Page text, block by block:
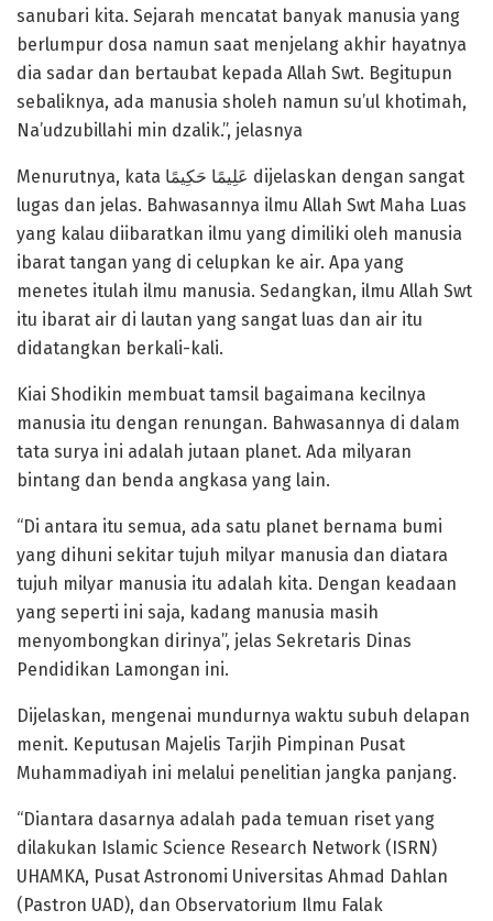
sanubari kita. Sejarah mencatat banyak manusia yang
berlumpur dosa namun saat menjelang akhir hayatnya
dia sadar dan bertaubat kepada Allah Swt. Begitupun
sebaliknya, ada manusia sholeh namun su’ul khotimah,
Na’udzubillahi min dzalik.”, jelasnya
Menurutnya, kata عَلِيمًا حَكِيمًا dijelaskan dengan sangat
lugas dan jelas. Bahwasannya ilmu Allah Swt Maha Luas
yang kalau diibaratkan ilmu yang dimiliki oleh manusia
ibarat tangan yang di celupkan ke air. Apa yang
menetes itulah ilmu manusia. Sedangkan, ilmu Allah Swt
itu ibarat air di lautan yang sangat luas dan air itu
didatangkan berkali-kali.
Kiai Shodikin membuat tamsil bagaimana kecilnya
manusia itu dengan renungan. Bahwasannya di dalam
tata surya ini adalah jutaan planet. Ada milyaran
bintang dan benda angkasa yang lain.
“Di antara itu semua, ada satu planet bernama bumi
yang dihuni sekitar tujuh milyar manusia dan diatara
tujuh milyar manusia itu adalah kita. Dengan keadaan
yang seperti ini saja, kadang manusia masih
menyombongkan dirinya”, jelas Sekretaris Dinas
Pendidikan Lamongan ini.
Dijelaskan, mengenai mundurnya waktu subuh delapan
menit. Keputusan Majelis Tarjih Pimpinan Pusat
Muhammadiyah ini melalui penelitian jangka panjang.
“Diantara dasarnya adalah pada temuan riset yang
dilakukan Islamic Science Research Network (ISRN)
UHAMKA, Pusat Astronomi Universitas Ahmad Dahlan
(Pastron UAD), dan Observatorium Ilmu Falak